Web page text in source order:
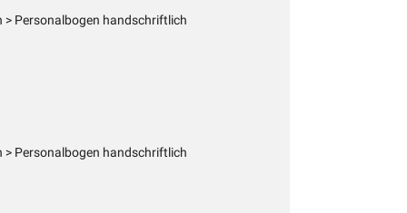
> Personalbogen handschriftlich
> Personalbogen handschriftlich